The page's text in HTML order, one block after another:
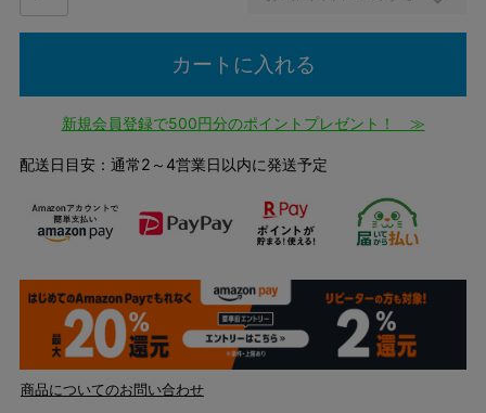
カートに入れる
新規会員登録で500円分のポイントプレゼント！ ≫
配送日目安：通常2～4営業日以内に発送予定
商品についてのお問い合わせ